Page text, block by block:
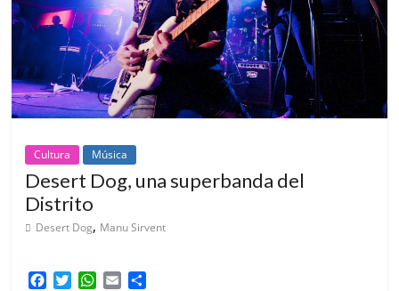
Cultura Música
Desert Dog, una superbanda del
Distrito
Desert Dog, Manu Sirvent
W